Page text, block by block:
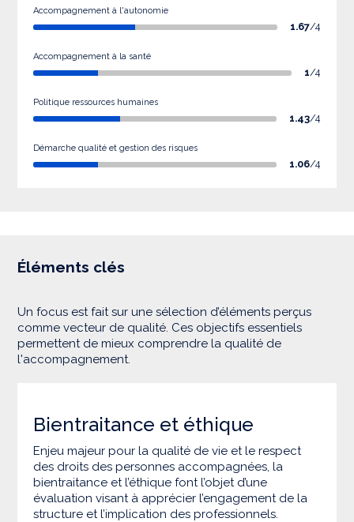
Accompagnement à l'autonomie
1.67/4
Accompagnement à la santé
1/4
Politique ressources humaines
1.43/4
Démarche qualité et gestion des risques
1.06/4
Éléments clés
Un focus est fait sur une sélection d’éléments perçus
comme vecteur de qualité. Ces objectifs essentiels
permettent de mieux comprendre la qualité de
l'accompagnement.
Bientraitance et éthique
Enjeu majeur pour la qualité de vie et le respect
des droits des personnes accompagnées, la
bientraitance et l’éthique font l’objet d’une
évaluation visant à apprécier l’engagement de la
structure et l’implication des professionnels.